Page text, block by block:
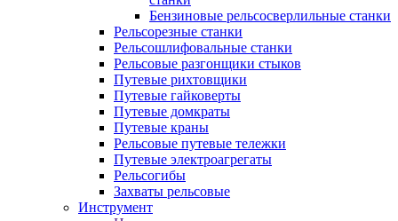
Бензиновые рельсосверлильные станки
Рельсорезные станки
Рельсошлифовальные станки
Рельсовые разгонщики стыков
Путевые рихтовщики
Путевые гайковерты
Путевые домкраты
Путевые краны
Рельсовые путевые тележки
Путевые электроагрегаты
Рельсогибы
Захваты рельсовые
Инструмент